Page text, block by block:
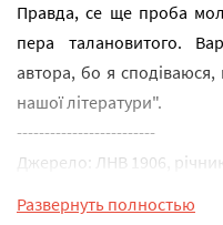
Правда, се ще проба
пера талановитого.
автора, бо я
нашої літератури".
-------------------------
Джерело: ЛНВ 1906, річник
Развернуть полностью